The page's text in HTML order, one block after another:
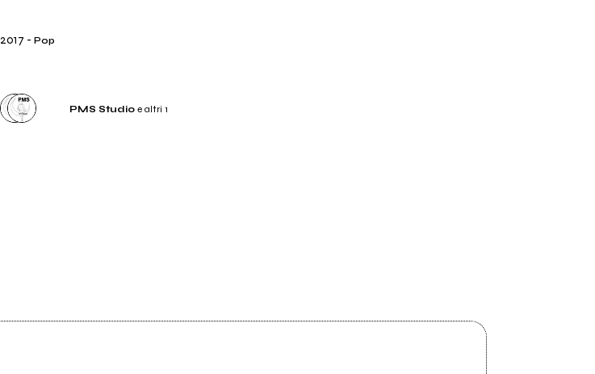
2017 -Pop
PMS Studioe altri 1